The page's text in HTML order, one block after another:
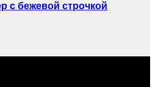
с бежевой строчкой